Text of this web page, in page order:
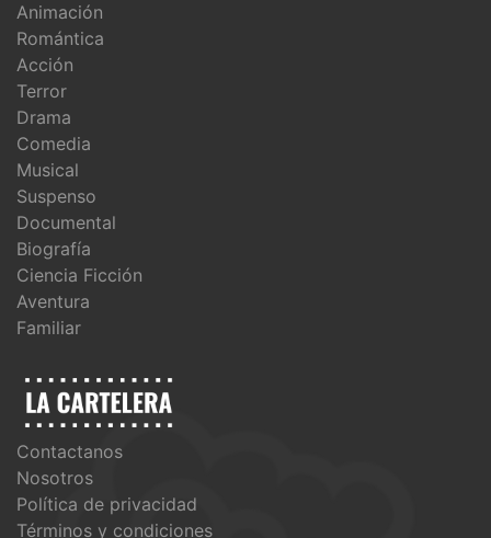
Animación
Romántica
Acción
Terror
Drama
Comedia
Musical
Suspenso
Documental
Biografía
Ciencia Ficción
Aventura
Familiar
Contactanos
Nosotros
Política de privacidad
Términos y condiciones